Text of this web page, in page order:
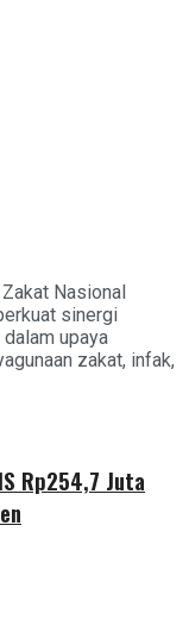
Nasional
sinergi
upaya
zakat, infak,
Rp254,7 Juta